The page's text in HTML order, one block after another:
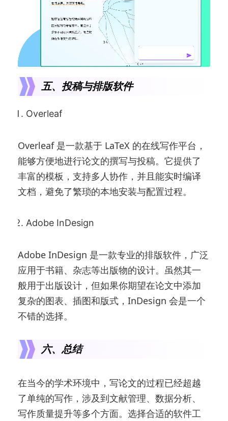
五、投稿与排版软件
Overleaf
Overleaf 是一款基于 LaTeX 的在线写作平台，
能够方便地进行论文的撰写与投稿。它提供了
丰富的模板，支持多人协作，并且能实时编译
文档，避免了繁琐的本地安装与配置过程。
Adobe InDesign
Adobe InDesign 是一款专业的排版软件，广泛
应用于书籍、杂志等出版物的设计。虽然其一
般用于出版设计，但如果你期望在论文中添加
复杂的图表、插图和版式，InDesign 会是一个
不错的选择。
六、总结
在当今的学术环境中，写论文的过程已经超越
了单纯的写作，涉及到文献管理、数据分析、
写作质量提升等多个方面。选择合适的软件工